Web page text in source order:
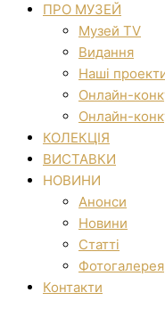
ПРО МУЗЕЙ
Музей TV
Видання
Наші
Онлайн-
Онлайн-
КОЛЕКЦІЯ
ВИСТАВКИ
НОВИНИ
Анонси
Новини
Статті
Фотогалерея
Контакти